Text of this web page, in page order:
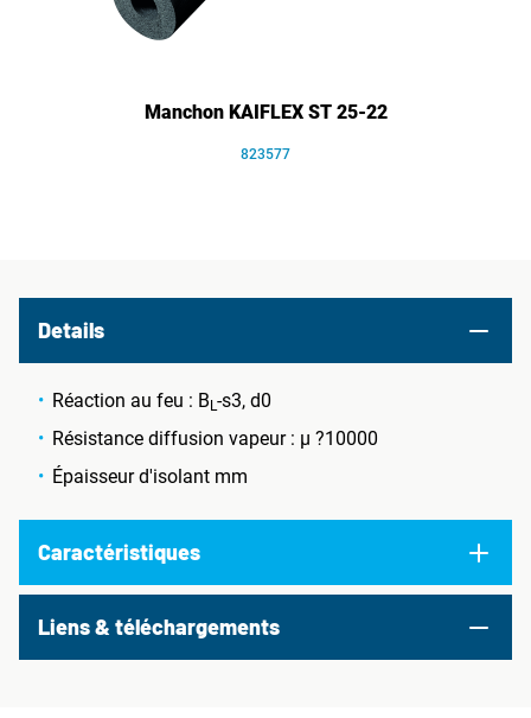
Manchon KAIFLEX ST 25-22
823577
Details
Réaction au feu : B L-s3, d0
Résistance diffusion vapeur : µ ?10000
Épaisseur d'isolant mm
Caractéristiques
Liens & téléchargements